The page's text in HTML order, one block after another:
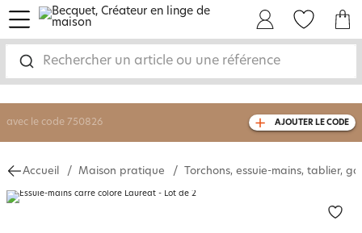
Rechercher un article ou une référence
menu
-30% sur votre commandedès 2 articles
livraison GRATUITEdès 110€ d'achat
avec le code 750826 AJOUTER LE CODE
Accueil Maison pratique Torchons, essuie-mains, tablier,